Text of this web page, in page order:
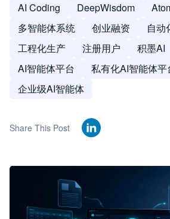
AI Coding DeepWisdom
多智能体系统
创业融资
自动
工程化生产
注册用户 积墨AI
AI智能体平台
私有化AI智能体平
企业级AI智能体
Share This Post